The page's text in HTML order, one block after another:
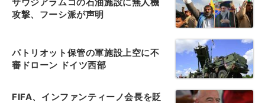
攻撃、フーシ派が声明
パトリオット保管の軍施設上空に不
審ドローン ドイツ西部
FIFA、インファンティーノ会長を貶